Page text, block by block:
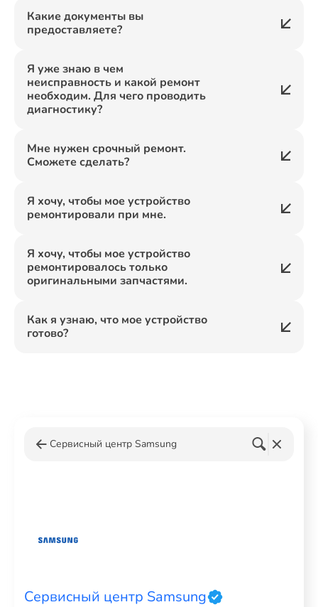
Какие документы вы
предоставляете?
Я уже знаю в чем
неисправность и какой ремонт
необходим. Для чего проводить
диагностику?
Мне нужен срочный ремонт.
Сможете сделать?
Я хочу, чтобы мое устройство
ремонтировали при мне.
Я хочу, чтобы мое устройство
ремонтировалось только
оригинальными запчастями.
Как я узнаю, что мое устройство
готово?
Сервисный центр Samsung
Сервисный центр Samsung